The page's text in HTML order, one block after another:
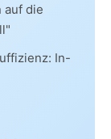
auf die
In-